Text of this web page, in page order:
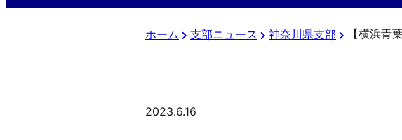
ホーム 支部ニュース 神奈川県支部
2023.6.16